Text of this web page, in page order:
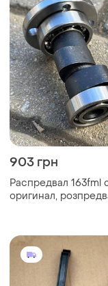
903 грн
Распредвал 163fml
оригинал,